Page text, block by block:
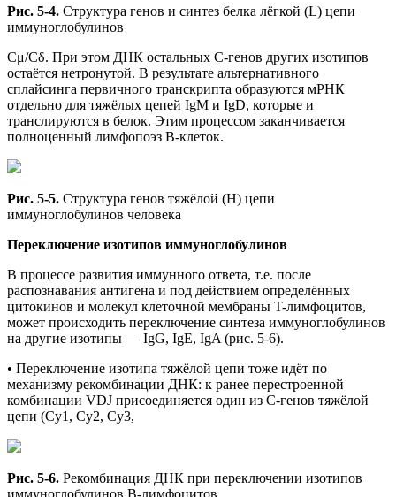
Рис. 5-4. Структура генов и синтез белка лёгкой (L) цепи
иммуноглобулинов
Сμ/Cδ. При этом ДНК остальных C-генов других изотипов
остаётся нетронутой. В результате альтернативного
сплайсинга первичного транскрипта образуются мРНК
отдельно для тяжёлых цепей IgM и IgD, которые и
транслируются в белок. Этим процессом заканчивается
полноценный лимфопоэз В-клеток.
Рис. 5-5. Структура генов тяжёлой (Н) цепи
иммуноглобулинов человека
Переключение изотипов иммуноглобулинов
В процессе развития иммунного ответа, т.е. после
распознавания антигена и под действием определённых
цитокинов и молекул клеточной мембраны T-лимфоцитов,
может происходить переключение синтеза иммуноглобулинов
на другие изотипы — IgG, IgE, IgA (рис. 5-6).
• Переключение изотипа тяжёлой цепи тоже идёт по
механизму рекомбинации ДНК: к ранее перестроенной
комбинации VDJ присоединяется один из C-генов тяжёлой
цепи (Су1, Су2, Су3,
Рис. 5-6. Рекомбинация ДНК при переключении изотипов
иммуноглобулинов В-лимфоцитов